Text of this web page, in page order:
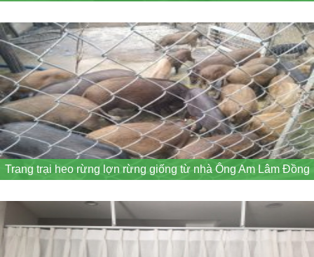
Trang trại heo rừng lợn rừng giống từ nhà Ông Am Lâm Đồng